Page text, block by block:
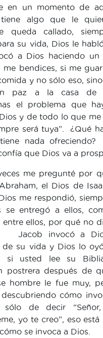
en un momento de
tiene algo que le
queda callado,
su vida, Dios le
a Dios haciendo
me bendices, si me
y no sólo eso,
paz a la casa de
el problema que
y de todo lo que me
será tuya”. ¿Qué
nada
que Dios va a
me pregunté por
el Dios de
me respondió,
se entregó a ellos,
entre ellos, por qué no
Jacob invocó a
de su vida y Dios lo
si usted lee su
postrera después de
hombre le fue muy,
descubriendo cómo
sólo de decir
yo te creo”, eso
se invoca a Dios.